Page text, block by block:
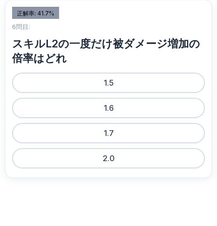
正解率: 41.7%
6問目:
スキルL2の一度だけ被ダメージ増加の
倍率はどれ
1.5
1.6
1.7
2.0